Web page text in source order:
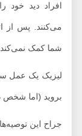
افراد دید خود را
می‌کنند. پس از
شما کمک نمی‌کند.
لیزیک یک عمل
بروید (اما شخص دیگری
جراح این توصیه‌ها را